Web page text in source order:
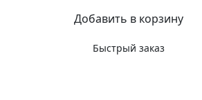
Добавить в корзину
Быстрый заказ